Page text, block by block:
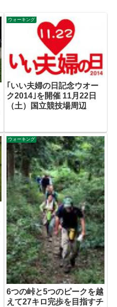
ウォーキング
｢いい夫婦の日記念ウオー
ク2014｣を開催 11月22日
（土）国立競技場周辺
ウォーキング
6つの峠と5つのピークを越
えて27キロ完歩を目指すチ